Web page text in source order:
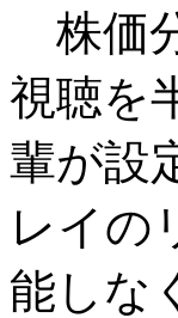
株価
視聴を
輩が設
レイの
能しな